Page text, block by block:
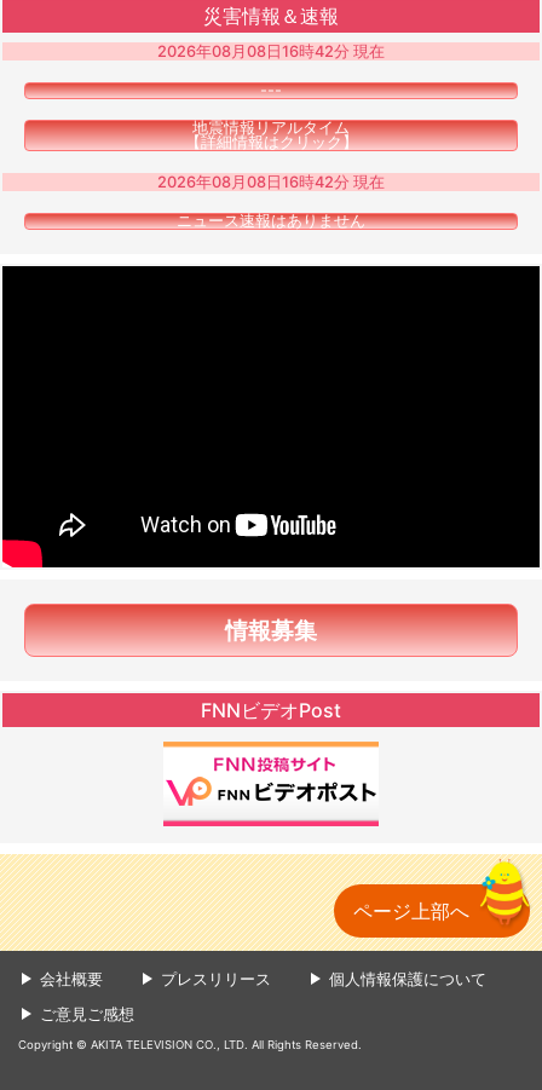
災害情報＆速報
2026年08月08日16時42分 現在
---
地震情報リアルタイム
【詳細情報はクリック】
2026年08月08日16時42分 現在
ニュース速報はありません
情報募集
FNNビデオPost
ページ上部へ
会社概要 プレスリリース
個人情報保護について
ご意見ご感想
Copyright © AKITA TELEVISION CO., LTD. All Rights Reserved.